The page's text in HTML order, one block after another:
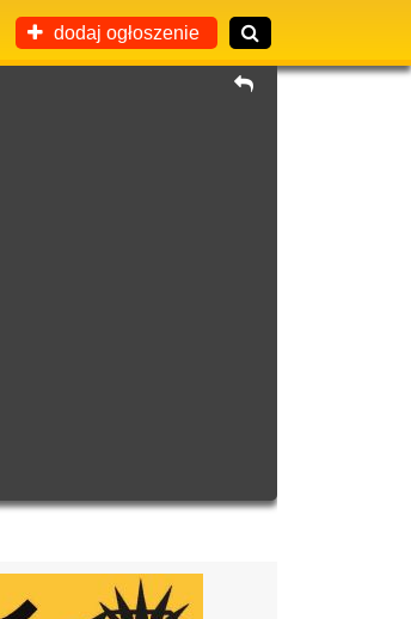
dodaj ogłoszenie